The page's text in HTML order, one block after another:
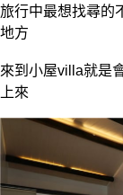
旅行中最想找尋的
地方
來到小屋villa就是
上來